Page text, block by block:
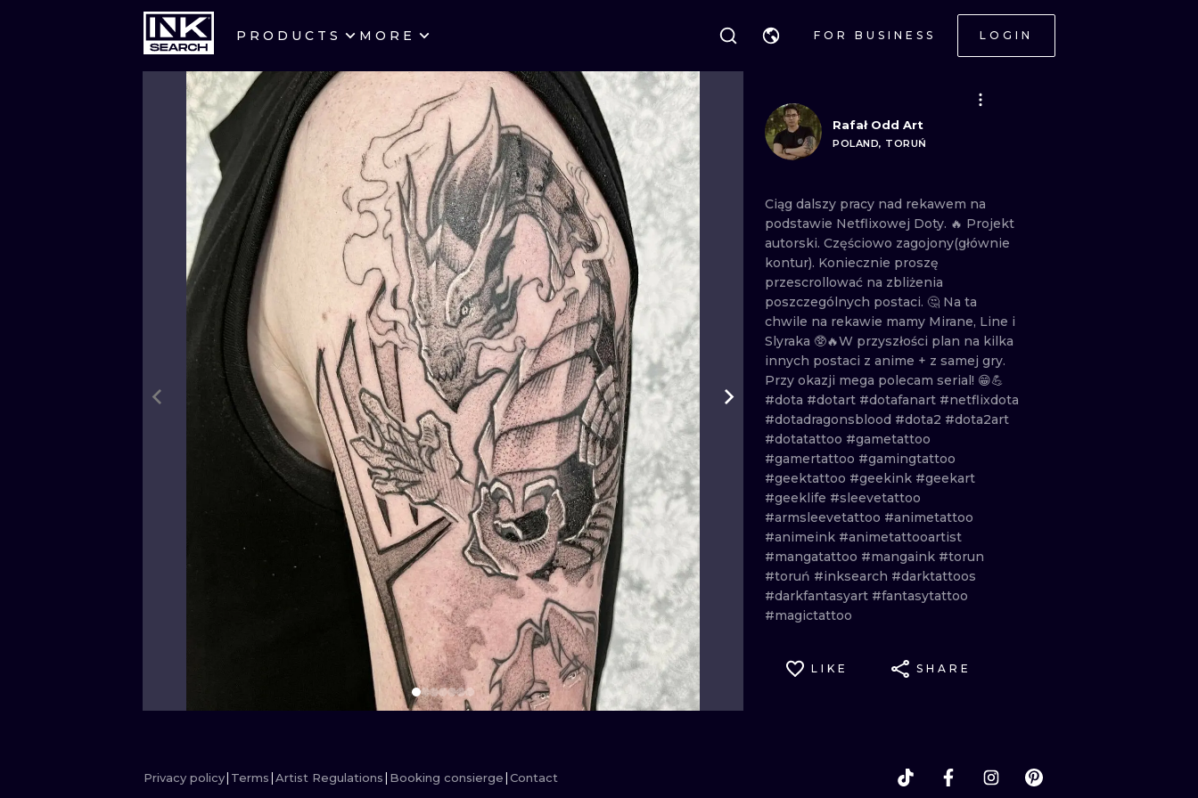
PRODUCTS MORE FOR BUSINESS LOGIN
CITIES WARSAW
CRACOW WROCLAW
BERLIN LONDON
HEIDELBERG EDINBURGH
MANCHESTER AMSTERDAM
PRAGUE VIENNA
ATHENS BUDAPEST
STYLES
LETTERING
NEW SCHOOL HANDPOKE
SURREALISM BLACKWORK
BIOMECHANICAL TRADITIONAL
TRIBAL IGNORANT
JAPANESE LINEWORK
CARTOONS DOTWORK
ILUSTRATION NEO TRADITIONAL
MINIMALISM WOODCUT
UV
Rafał Odd Art
POLAND, TORUŃ
Ciąg dalszy pracy nad rekawem na
podstawie Netflixowej Doty. 🔥 Projekt
autorski. Częściowo zagojony(głównie
kontur). Koniecznie proszę
przescrollować na zbliżenia
poszczególnych postaci. 🤔 Na ta
chwile na rekawie mamy Mirane, Line i
Slyraka 🥸🔥W przyszłości plan na kilka
innych postaci z anime + z samej gry.
Przy okazji mega polecam serial! 😁💪
#dota #dotart #dotafanart #netflixdota
#dotadragonsblood #dota2 #dota2art
#dotatattoo #gametattoo
#gamertattoo #gamingtattoo
#geektattoo #geekink #geekart
#geeklife #sleevetattoo
#armsleevetattoo #animetattoo
#animeink #animetattooartist
#mangatattoo #mangaink #torun
#toruń #inksearch #darktattoos
#darkfantasyart #fantasytattoo
#magictattoo
LIKE SHARE
Privacy policy Terms Artist Regulations Booking consierge Contact